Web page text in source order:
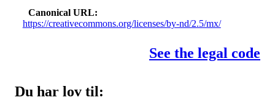
Canonical URL
https://creativecommons.org/licenses/by-nd/2.5/mx/
See the legal code
Du har lov til: